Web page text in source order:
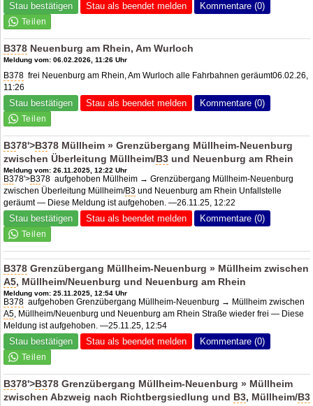
Stau bestätigen Stau als beendet melden Kommentare (0)
B378 Neuenburg am Rhein, Am Wurloch
Meldung vom: 06.02.2026, 11:26 Uhr
B378 frei Neuenburg am Rhein, Am Wurloch alle Fahrbahnen geräumt06.02.26,
11:26
Stau bestätigen Stau als beendet melden Kommentare (0)
B378'>B378 Müllheim » Grenzübergang Müllheim-Neuenburg
zwischen Überleitung Müllheim/B3 und Neuenburg am Rhein
Meldung vom: 26.11.2025, 12:22 Uhr
B378'>B378 aufgehoben Müllheim → Grenzübergang Müllheim-Neuenburg
zwischen Überleitung Müllheim/B3 und Neuenburg am Rhein Unfallstelle
geräumt — Diese Meldung ist aufgehoben. —26.11.25, 12:22
Stau bestätigen Stau als beendet melden Kommentare (0)
B378 Grenzübergang Müllheim-Neuenburg » Müllheim zwischen
A5, Müllheim/Neuenburg und Neuenburg am Rhein
Meldung vom: 25.11.2025, 12:54 Uhr
B378 aufgehoben Grenzübergang Müllheim-Neuenburg → Müllheim zwischen
A5, Müllheim/Neuenburg und Neuenburg am Rhein Straße wieder frei — Diese
Meldung ist aufgehoben. —25.11.25, 12:54
Stau bestätigen Stau als beendet melden Kommentare (0)
B378'>B378 Grenzübergang Müllheim-Neuenburg » Müllheim
zwischen Abzweig nach Richtbergsiedlung und B3, Müllheim/B3